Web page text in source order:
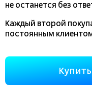
не останется без
Каждый второй
постоянным